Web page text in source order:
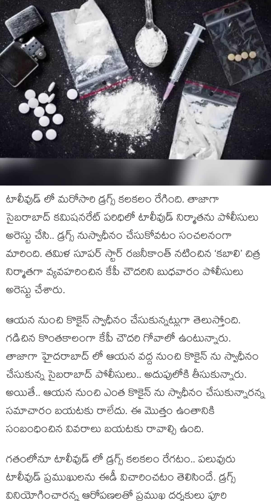
టాలీవుడ్ లో మరోసారి డ్రగ్స్ కలకలం రేగింది. తాజాగా
సైబరాబాద్ కమిషనరేట్ పరిధిలో టాలీవుడ్ నిర్మాతను పోలీసులు
అరెస్టు చేసి.. డ్రగ్స్ నుస్వాధీనం చేసుకోవటం సంచలనంగా
మారింది. తమిళ సూపర్ స్టార్ రజనీకాంత్ నటించిన ‘కబాలి’ చిత్ర
నిర్మాతగా వ్యవహరించిన కేపీ చౌదరిని బుధవారం పోలీసులు
అరెస్టు చేశారు.
ఆయన నుంచి కొకైన్ స్వాధీనం చేసుకున్నట్లుగా తెలుస్తోంది.
గడిచిన కొంతకాలంగా కేపీ చౌదరి గోవాలో ఉంటున్నారు.
తాజాగా హైదరాబాద్ లో ఆయన వద్ద నుంచి కొకైన్ ను స్వాధీనం
చేసుకున్న సైబరాబాద్ పోలీసులు.. అదుపులోకి తీసుకున్నారు.
అయితే.. ఆయన నుంచి ఎంత కొకైన్ ను స్వాధీనం చేసుకున్నారన్న
సమాచారం బయటకు రాలేదు. ఈ మొత్తం ఉంతానికి
సంబంధించిన వివరాలు బయటకు రావాల్సి ఉంది.
గతంలోనూ టాలీవుడ్ లో డ్రగ్స్ కలకలం రేగటం.. పలువురు
టాలీవుడ్ ప్రముఖులను ఈడీ విచారించటం తెలిసిందే. డ్రగ్స్
వినియోగించారన్న ఆరోపణలతో ప్రముఖ దర్శకులు పూరి